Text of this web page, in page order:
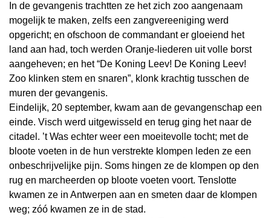
In de gevangenis trachtten ze het zich zoo aangenaam
mogelijk te maken, zelfs een zangvereeniging werd
opgericht; en ofschoon de commandant er gloeiend het
land aan had, toch werden Oranje-liederen uit volle borst
aangeheven; en het “De Koning Leev! De Koning Leev!
Zoo klinken stem en snaren”, klonk krachtig tusschen de
muren der gevangenis.
Eindelijk, 20 september, kwam aan de gevangenschap een
einde. Visch werd uitgewisseld en terug ging het naar de
citadel. ’t Was echter weer een moeitevolle tocht; met de
bloote voeten in de hun verstrekte klompen leden ze een
onbeschrijvelijke pijn. Soms hingen ze de klompen op den
rug en marcheerden op bloote voeten voort. Tenslotte
kwamen ze in Antwerpen aan en smeten daar de klompen
weg; zóó kwamen ze in de stad.